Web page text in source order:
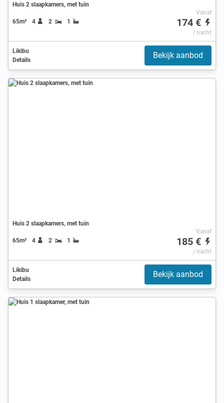
Huis 2 slaapkamers, met tuin
65m² 4 2 1
Vanaf
174 €
/ nacht
Likibu
Details
Bekijk aanbod
Huis 2 slaapkamers, met tuin
65m² 4 2 1
Vanaf
185 €
/ nacht
Likibu
Details
Bekijk aanbod